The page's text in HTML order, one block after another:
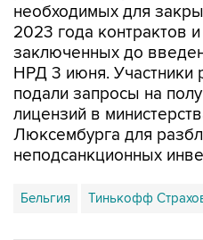
необходимых для
2023 года контрактов
заключенных до
НРД 3 июня. Участники
подали запросы на
лицензий в
Люксембурга для
неподсанкционных
Бельгия Тинькофф